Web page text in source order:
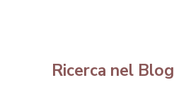
Ricerca nel Blog